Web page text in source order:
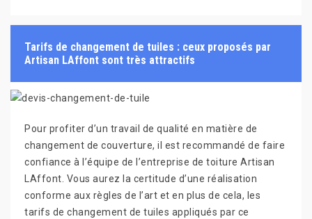
Tarifs de changement de tuiles : ceux proposés par
Artisan LAffont sont très attractifs
Pour profiter d’un travail de qualité en matière de
changement de couverture, il est recommandé de faire
confiance à l’équipe de l’entreprise de toiture Artisan
LAffont. Vous aurez la certitude d’une réalisation
conforme aux règles de l’art et en plus de cela, les
tarifs de changement de tuiles appliqués par ce